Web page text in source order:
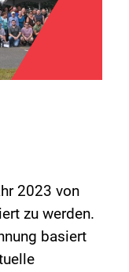
2023 von
zu werden.
basiert